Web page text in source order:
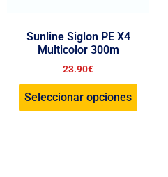
Sunline Siglon PE X4
Multicolor 300m
23.90€
Seleccionar opciones